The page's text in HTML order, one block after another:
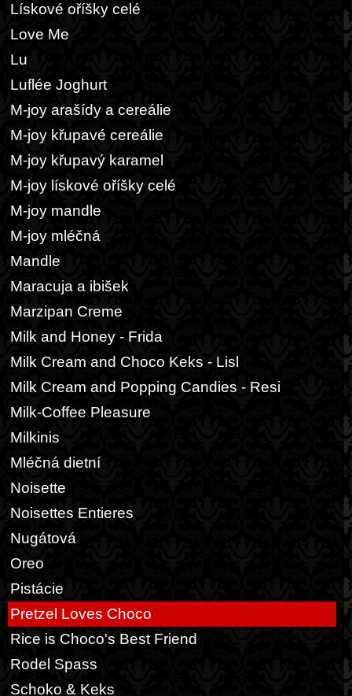
Lískové oříšky celé
Love Me
Lu
Luflée Joghurt
M-joy arašídy a cereálie
M-joy křupavé cereálie
M-joy křupavý karamel
M-joy lískové oříšky celé
M-joy mandle
M-joy mléčná
Mandle
Maracuja a ibišek
Marzipan Creme
Milk and Honey - Frida
Milk Cream and Choco Keks - Lisl
Milk Cream and Popping Candies - Resi
Milk-Coffee Pleasure
Milkinis
Mléčná dietní
Noisette
Noisettes Entieres
Nugátová
Oreo
Pistácie
Pretzel Loves Choco
Rice is Choco's Best Friend
Rodel Spass
Schoko & Keks